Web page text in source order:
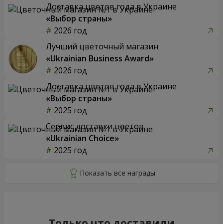
Доставка цветов года в Украине
«Выбор страны»
2026 год
Лучший цветочный магазин
«Ukrainian Business Award»
2026 год
Доставка цветов года в Украине
«Выбор страны»
2025 год
Сервис доставки цветов
«Ukrainian Choice»
2025 год